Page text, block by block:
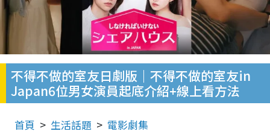
不得不做的室友日劇版｜不得不做的室友in
Japan6位男女演員起底介紹+線上看方法
首頁 生活話題 電影劇集